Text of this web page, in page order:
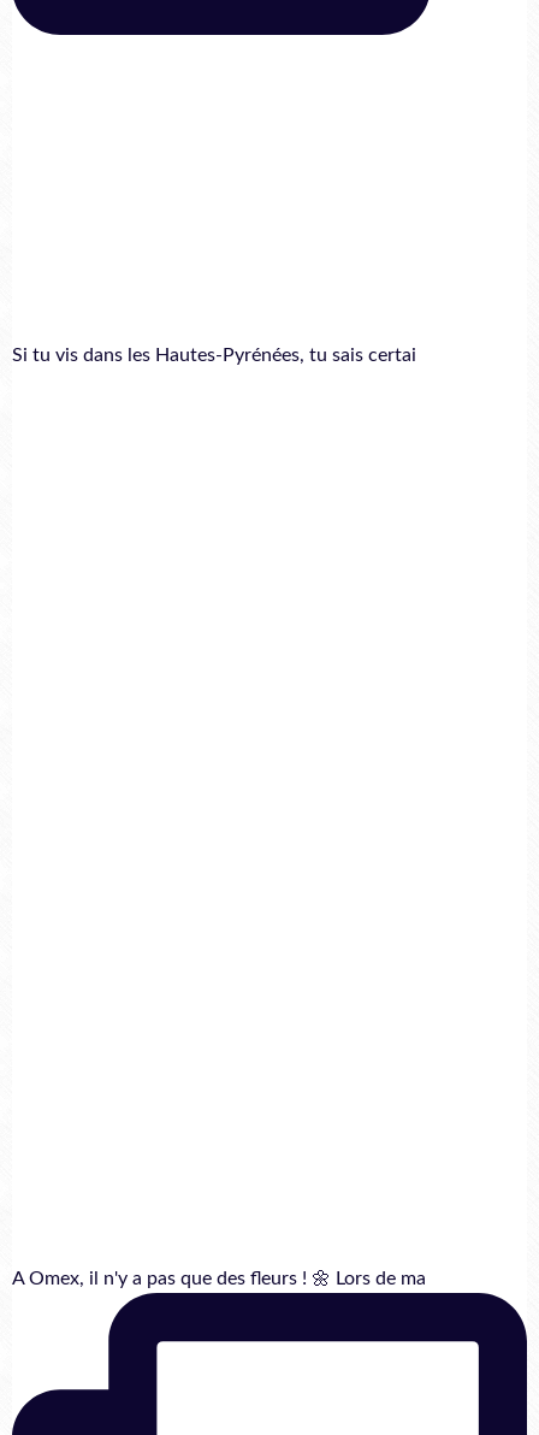
Si tu vis dans les Hautes-Pyrénées, tu sais certai
A Omex, il n'y a pas que des fleurs ! 🌼 Lors de ma